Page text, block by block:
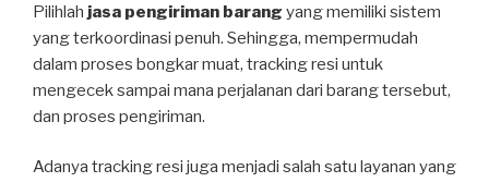
Pilihlah jasa pengiriman barang yang memiliki sistem
yang terkoordinasi penuh. Sehingga, mempermudah
dalam proses bongkar muat, tracking resi untuk
mengecek sampai mana perjalanan dari barang tersebut,
dan proses pengiriman.
Adanya tracking resi juga menjadi salah satu layanan yang